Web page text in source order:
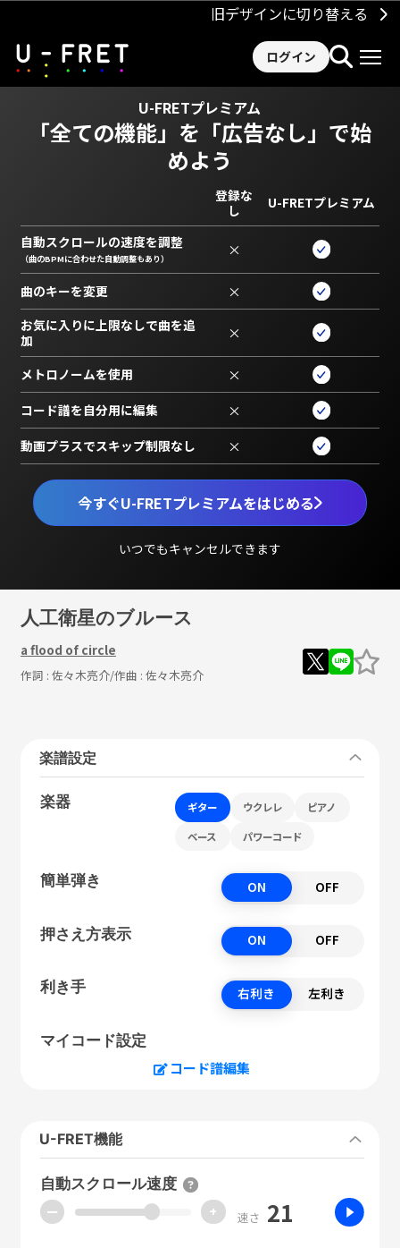
旧デザインに切り替える
ログイン
U-FRETプレミアム
「全ての機能」を 「広告なし」で始
めよう
今すぐU-FRETプレミアムをはじめる
いつでもキャンセルできます
登録な
し
U-FRETプレミアム
自動スクロールの速度を調整
（曲のBPMに合わせた自動調整もあり） ×
曲のキーを変更 ×
お気に入りに上限なしで曲を追
加
×
メトロノームを使用 ×
コード譜を自分用に編集 ×
動画プラスでスキップ制限なし ×
人工衛星のブルース
a flood of circle
作詞 : 佐々木亮介/作曲 : 佐々木亮介
楽譜設定
楽器 ギター ウクレレ ピアノ
ベース パワーコード
簡単弾き ON OFF
押さえ方表示 ON OFF
利き手 右利き 左利き
マイコード設定
コード譜編集
U-FRET機能
自動スクロール速度
ー + 速さ 21